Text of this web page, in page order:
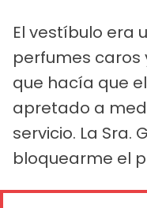
El vestíbulo era
perfumes caros
que hacía que
apretado a
servicio. La Sra.
bloquearme el